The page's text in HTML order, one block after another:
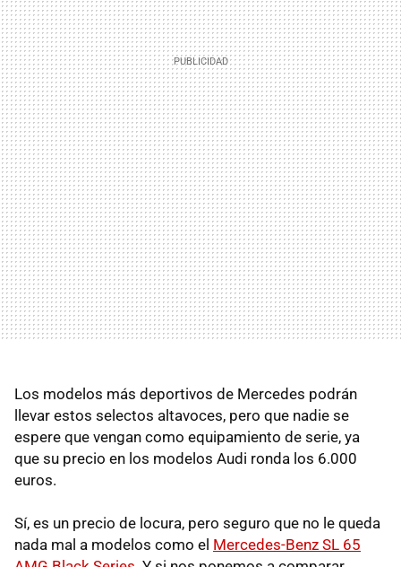
Los modelos más deportivos de Mercedes podrán
llevar estos selectos altavoces, pero que nadie se
espere que vengan como equipamiento de serie, ya
que su precio en los modelos Audi ronda los 6.000
euros.
Sí, es un precio de locura, pero seguro que no le queda
nada mal a modelos como el Mercedes-Benz SL 65